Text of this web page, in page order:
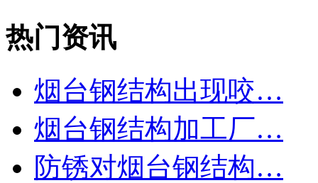
热门资讯
烟台钢结构出现咬…
烟台钢结构加工厂…
防锈对烟台钢结构…